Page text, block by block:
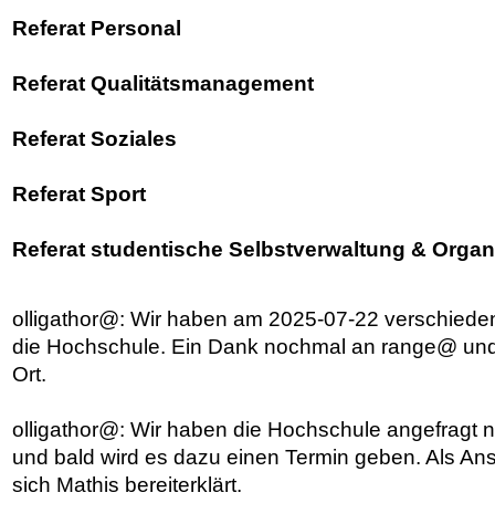
Referat Personal
Referat Qualitätsmanagement
Referat Soziales
Referat Sport
Referat studentische Selbstverwaltung &
olligathor@: Wir haben am 2025-07-22
die Hochschule. Ein Dank nochmal an range@
Ort.
olligathor@: Wir haben die Hochschule angefragt
und bald wird es dazu einen Termin geben. Als
sich Mathis bereiterklärt.